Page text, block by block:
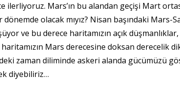
ilerliyoruz. Mars’ın bu alandan geçişi Mart
dönemde olacak mıyız? Nisan başındaki
ve bu derece haritamızın açık
Mars derecesine doksan derecelik
zaman diliminde askeri alanda gücümüzü
diyebiliriz…